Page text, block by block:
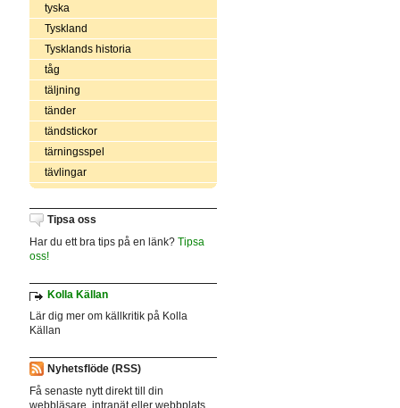
tyska
Tyskland
Tysklands historia
tåg
täljning
tänder
tändstickor
tärningsspel
tävlingar
Tipsa oss
Har du ett bra tips på en länk? Tipsa
oss!
Kolla Källan
Lär dig mer om källkritik på Kolla
Källan
Nyhetsflöde (RSS)
Få senaste nytt direkt till din
webbläsare, intranät eller webbplats.